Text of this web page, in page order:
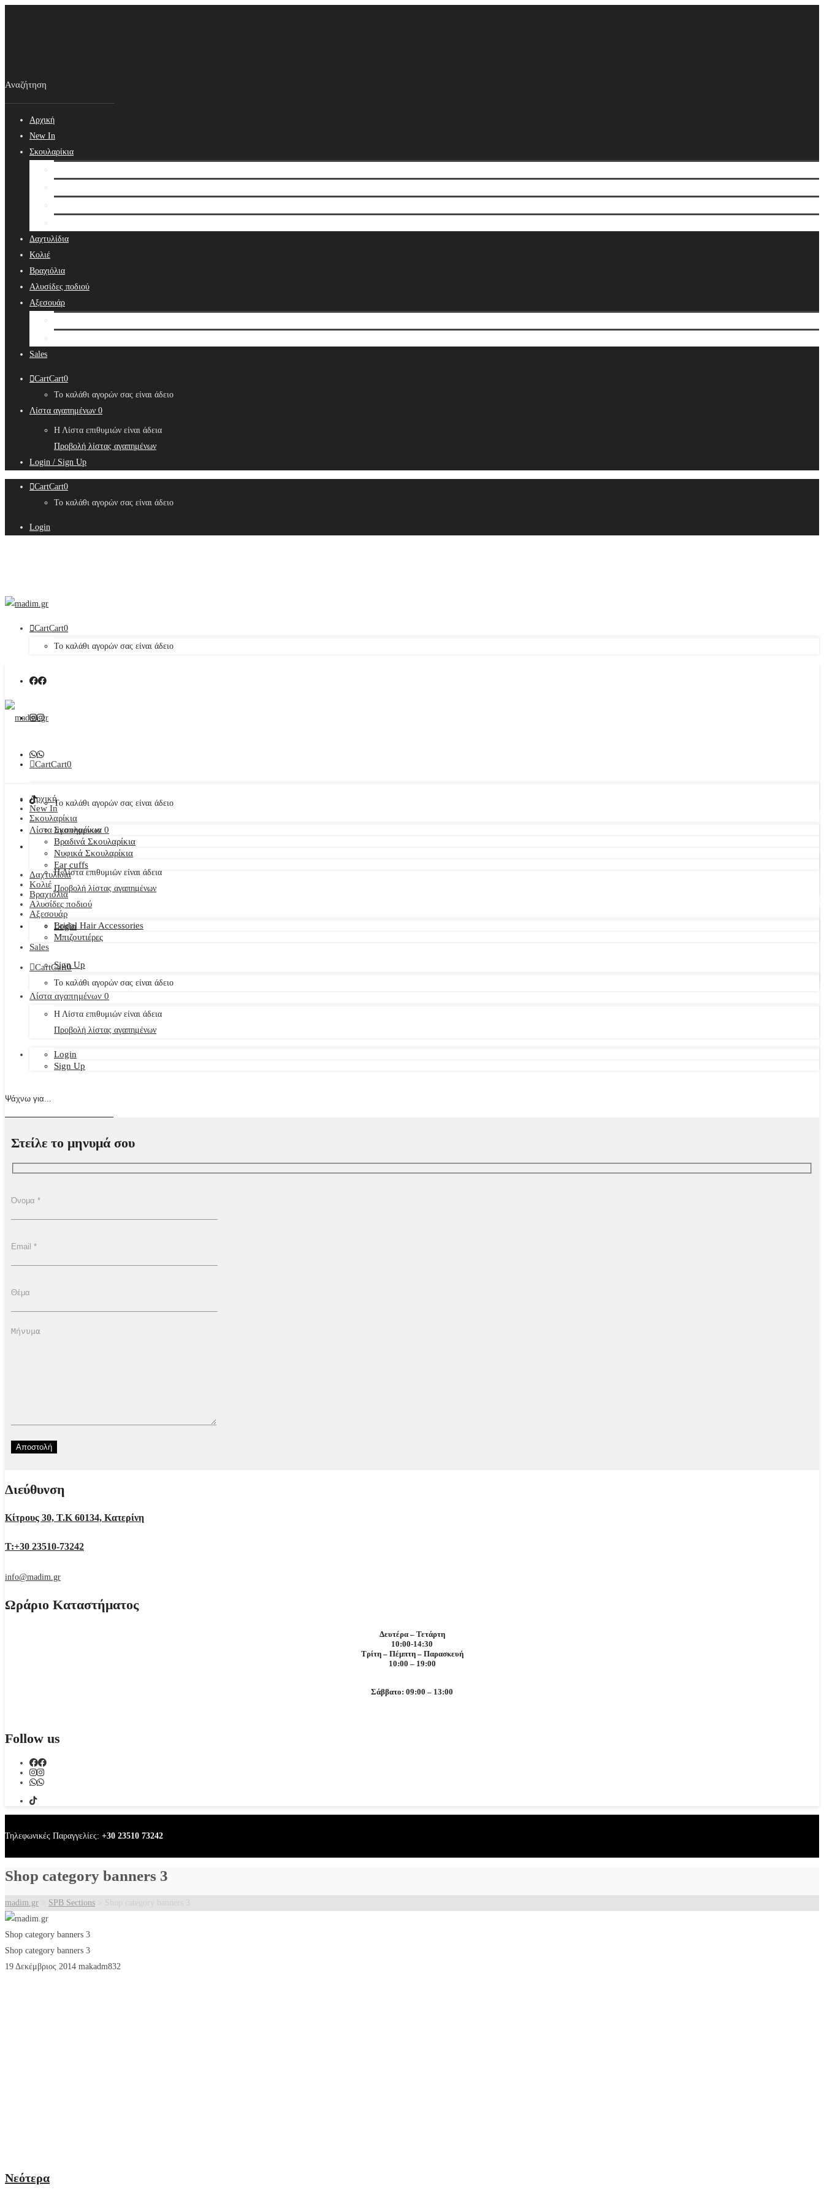
Αρχική
New In
Σκουλαρίκια
Δαχτυλίδια
Κολιέ
Βραχιόλια
Αλυσίδες ποδιού
Αξεσουάρ
Sales
CartCart0
Το καλάθι αγορών σας είναι άδειο
Λίστα αγαπημένων 0
Η Λίστα επιθυμιών είναι άδεια
Προβολή λίστας αγαπημένων
Login / Sign Up
CartCart0
Το καλάθι αγορών σας είναι άδειο
Login
CartCart0
Το καλάθι αγορών σας είναι άδειο
CartCart0
Το καλάθι αγορών σας είναι άδειο
Λίστα αγαπημένων 0
Η Λίστα επιθυμιών είναι άδεια
Προβολή λίστας αγαπημένων
Login
Sign Up
Αρχική
New In
Σκουλαρίκια
Σκουλαρίκια
Βραδινά Σκουλαρίκια
Νυφικά Σκουλαρίκια
Ear cuffs
Δαχτυλίδια
Κολιέ
Βραχιόλια
Αλυσίδες ποδιού
Αξεσουάρ
Bridal Hair Accessories
Μπιζουτιέρες
Sales
CartCart0
Το καλάθι αγορών σας είναι άδειο
Λίστα αγαπημένων 0
Η Λίστα επιθυμιών είναι άδεια
Προβολή λίστας αγαπημένων
Login
Sign Up
Στείλε το μηνυμά σου
Διεύθυνση
Κίτρους 30, Τ.Κ 60134, Κατερίνη
Τ:+30 23510-73242
info@madim.gr
Ωράριο Καταστήματος
Δευτέρα – Τετάρτη
10:00-14:30
Τρίτη – Πέμπτη – Παρασκευή
10:00 – 19:00
Σάββατο: 09:00 – 13:00
Follow us
Τηλεφωνικές Παραγγελίες: +30 23510 73242
Shop category banners 3
madim.gr SPB Sections Shop category banners 3
Shop category banners 3
Shop category banners 3
19 Δεκέμβριος 2014 makadm832
Νεότερα